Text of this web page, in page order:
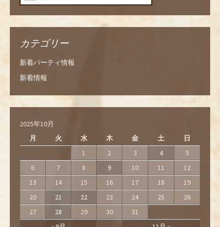
カテゴリー
新着パーティ情報
新着情報
2025年10月
月
火 水 木 金 土 日
1 2 3 4
5
6
7 8 9 10 11
12
13
14 15 16 17 18
19
20
21 22 23 24 25
26
27
28 29 30 31